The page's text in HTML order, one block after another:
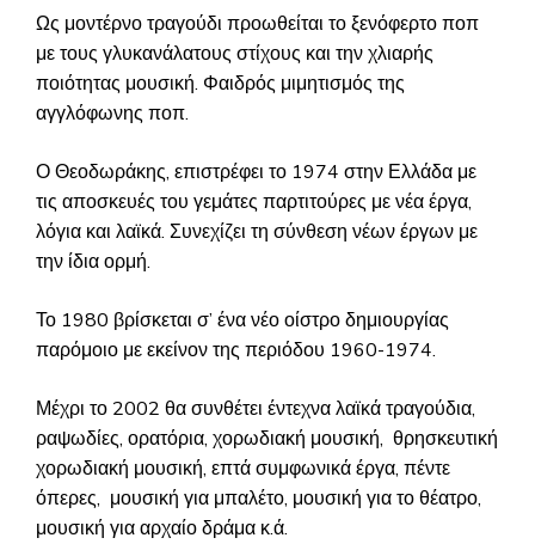
Ως μοντέρνο τραγούδι προωθείται το ξενόφερτο ποπ
με τους γλυκανάλατους στίχους και την χλιαρής
ποιότητας μουσική. Φαιδρός μιμητισμός της
αγγλόφωνης ποπ.
Ο Θεοδωράκης, επιστρέφει το 1974 στην Ελλάδα με
τις αποσκευές του γεμάτες παρτιτούρες με νέα έργα,
λόγια και λαϊκά. Συνεχίζει τη σύνθεση νέων έργων με
την ίδια ορμή.
Το 1980 βρίσκεται σ’ ένα νέο οίστρο δημιουργίας
παρόμοιο με εκείνον της περιόδου 1960-1974.
Μέχρι το 2002 θα συνθέτει έντεχνα λαϊκά τραγούδια,
ραψωδίες, ορατόρια, χορωδιακή μουσική, θρησκευτική
χορωδιακή μουσική, επτά συμφωνικά έργα, πέντε
όπερες, μουσική για μπαλέτο, μουσική για το θέατρο,
μουσική για αρχαίο δράμα κ.ά.